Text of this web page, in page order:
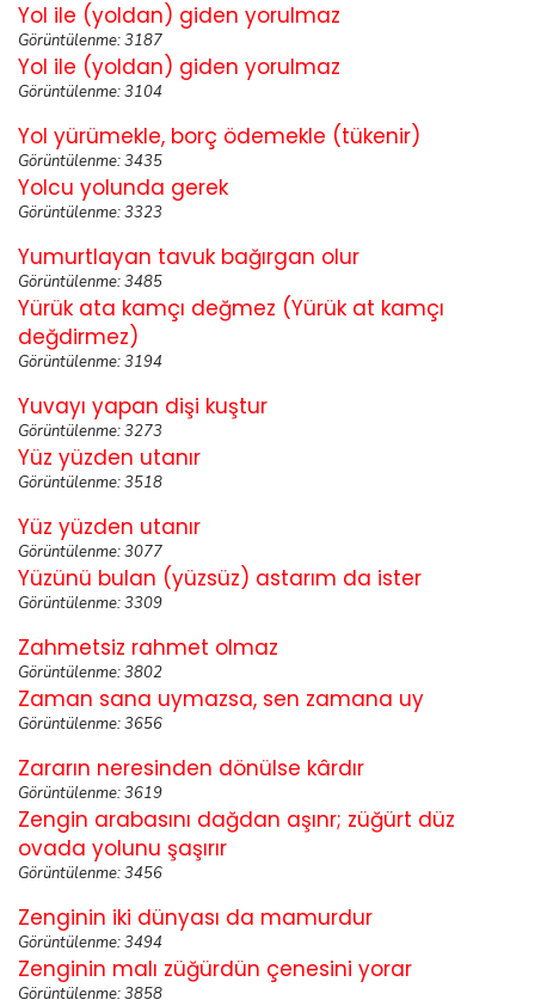
Yol ile (yoldan) giden yorulmaz
Görüntülenme: 3187
Yol ile (yoldan) giden yorulmaz
Görüntülenme: 3104
Yol yürümekle, borç ödemekle (tükenir)
Görüntülenme: 3435
Yolcu yolunda gerek
Görüntülenme: 3323
Yumurtlayan tavuk bağırgan olur
Görüntülenme: 3485
Yürük ata kamçı değmez (Yürük at kamçı
değdirmez)
Görüntülenme: 3194
Yuvayı yapan dişi kuştur
Görüntülenme: 3273
Yüz yüzden utanır
Görüntülenme: 3518
Yüz yüzden utanır
Görüntülenme: 3077
Yüzünü bulan (yüzsüz) astarım da ister
Görüntülenme: 3309
Zahmetsiz rahmet olmaz
Görüntülenme: 3802
Zaman sana uymazsa, sen zamana uy
Görüntülenme: 3656
Zararın neresinden dönülse kârdır
Görüntülenme: 3619
Zengin arabasını dağdan aşınr; züğürt düz
ovada yolunu şaşırır
Görüntülenme: 3456
Zenginin iki dünyası da mamurdur
Görüntülenme: 3494
Zenginin malı züğürdün çenesini yorar
Görüntülenme: 3858